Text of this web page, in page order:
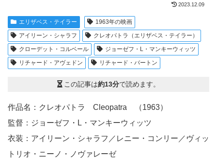
2023.12.09
エリザベス・テイラー
1963年の映画
アイリーン・シャラフ
クレオパトラ（エリザベス・テイラー）
クローデット・コルベール
ジョーゼフ・L・マンキーウィッツ
リチャード・アヴェドン
リチャード・バートン
この記事は約13分で読めます。
作品名：クレオパトラ Cleopatra （1963）
監督：ジョーゼフ・L・マンキーウィッツ
衣装：アイリーン・シャラフ／レニー・コンリー／ヴィッ
トリオ・ニーノ・ノヴァレーゼ